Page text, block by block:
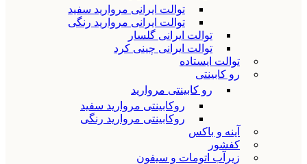
توالت ایرانی مروارید سفید
توالت ایرانی مروارید رنگی
توالت ایرانی گلسار
توالت ایرانی چینی کرد
توالت ایستاده
رو کابینتی
رو کابینتی مروارید
روکابینتی مروارید سفید
روکابینتی مروارید رنگی
آینه و باکس
کفشور
زیرآب اتومات و سیفون